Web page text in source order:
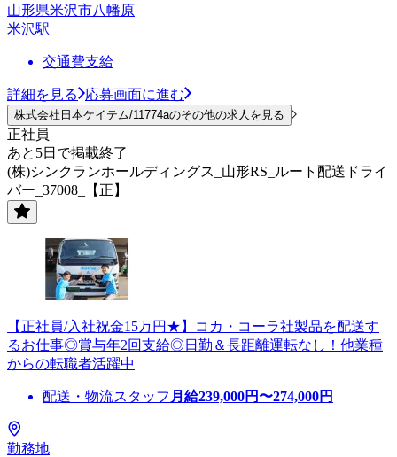
山形県米沢市八幡原
米沢駅
交通費支給
詳細を見る 応募画面に進む
株式会社日本ケイテム/11774aのその他の求人を見る
正社員
あと5日で掲載終了
(株)シンクランホールディングス_山形RS_ルート配送ドライ
バー_37008_【正】
【正社員/入社祝金15万円★】コカ・コーラ社製品を配送す
るお仕事◎賞与年2回支給◎日勤＆長距離運転なし！他業種
からの転職者活躍中
配送・物流スタッフ 月給239,000円〜274,000円
勤務地